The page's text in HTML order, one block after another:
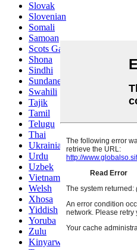
Slovak
Slovenian
Somali
Samoan
Scots Gaelic
Shona
Sindhi
Sundanese
Swahili
Tajik
Tamil
Telugu
Thai
Ukrainian
Urdu
Uzbek
Vietnamese
Welsh
Xhosa
Yiddish
Yoruba
Zulu
Kinyarwanda